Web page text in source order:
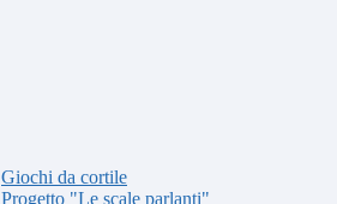
Giochi da cortile
Progetto "Le scale parlanti"